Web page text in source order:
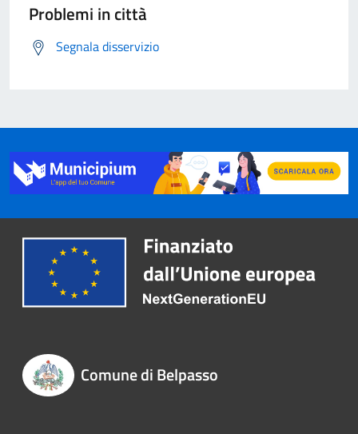
Problemi in città
Segnala disservizio
Comune di Belpasso